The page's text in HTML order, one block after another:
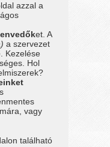
azzal a
et. A
a szervezet
Kezelése
Hol
vagy
található